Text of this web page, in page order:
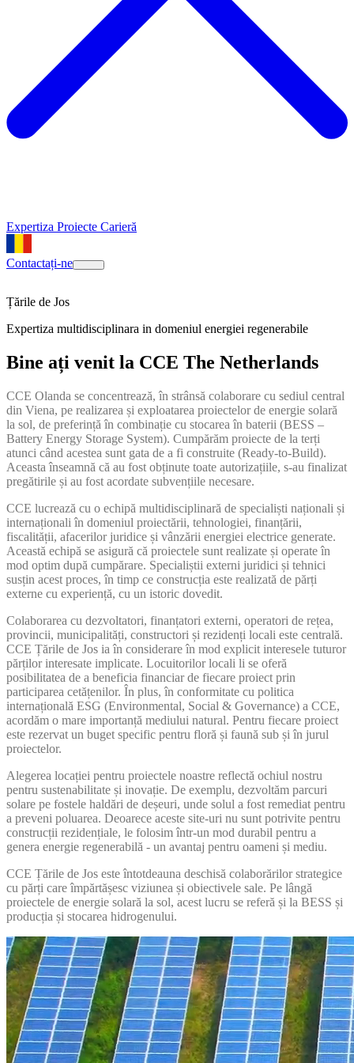
Expertiza Proiecte Carieră
Contactați-ne
Țările de Jos
Expertiza multidisciplinara in domeniul energiei regenerabile
Bine ați venit la CCE The Netherlands
CCE Olanda se concentrează, în strânsă colaborare cu sediul central
din Viena, pe realizarea și exploatarea proiectelor de energie solară
la sol, de preferință în combinație cu stocarea în baterii (BESS –
Battery Energy Storage System). Cumpărăm proiecte de la terți
atunci când acestea sunt gata de a fi construite (Ready-to-Build).
Aceasta înseamnă că au fost obținute toate autorizațiile, s-au finalizat
pregătirile și au fost acordate subvențiile necesare.
CCE lucrează cu o echipă multidisciplinară de specialiști naționali și
internaționali în domeniul proiectării, tehnologiei, finanțării,
fiscalității, afacerilor juridice și vânzării energiei electrice generate.
Această echipă se asigură că proiectele sunt realizate și operate în
mod optim după cumpărare. Specialiștii externi juridici și tehnici
susțin acest proces, în timp ce construcția este realizată de părți
externe cu experiență, cu un istoric dovedit.
Colaborarea cu dezvoltatori, finanțatori externi, operatori de rețea,
provincii, municipalități, constructori și rezidenți locali este centrală.
CCE Țările de Jos ia în considerare în mod explicit interesele tuturor
părților interesate implicate. Locuitorilor locali li se oferă
posibilitatea de a beneficia financiar de fiecare proiect prin
participarea cetățenilor. În plus, în conformitate cu politica
internațională ESG (Environmental, Social & Governance) a CCE,
acordăm o mare importanță mediului natural. Pentru fiecare proiect
este rezervat un buget specific pentru floră și faună sub și în jurul
proiectelor.
Alegerea locației pentru proiectele noastre reflectă ochiul nostru
pentru sustenabilitate și inovație. De exemplu, dezvoltăm parcuri
solare pe fostele haldări de deșeuri, unde solul a fost remediat pentru
a preveni poluarea. Deoarece aceste site-uri nu sunt potrivite pentru
construcții rezidențiale, le folosim într-un mod durabil pentru a
genera energie regenerabilă - un avantaj pentru oameni și mediu.
CCE Țările de Jos este întotdeauna deschisă colaborărilor strategice
cu părți care împărtășesc viziunea și obiectivele sale. Pe lângă
proiectele de energie solară la sol, acest lucru se referă și la BESS și
producția și stocarea hidrogenului.